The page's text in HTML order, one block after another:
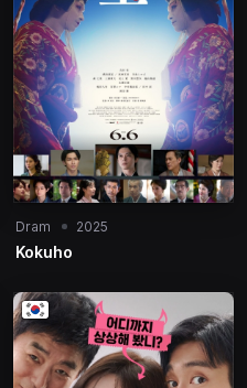
Dram 2025
Kokuho